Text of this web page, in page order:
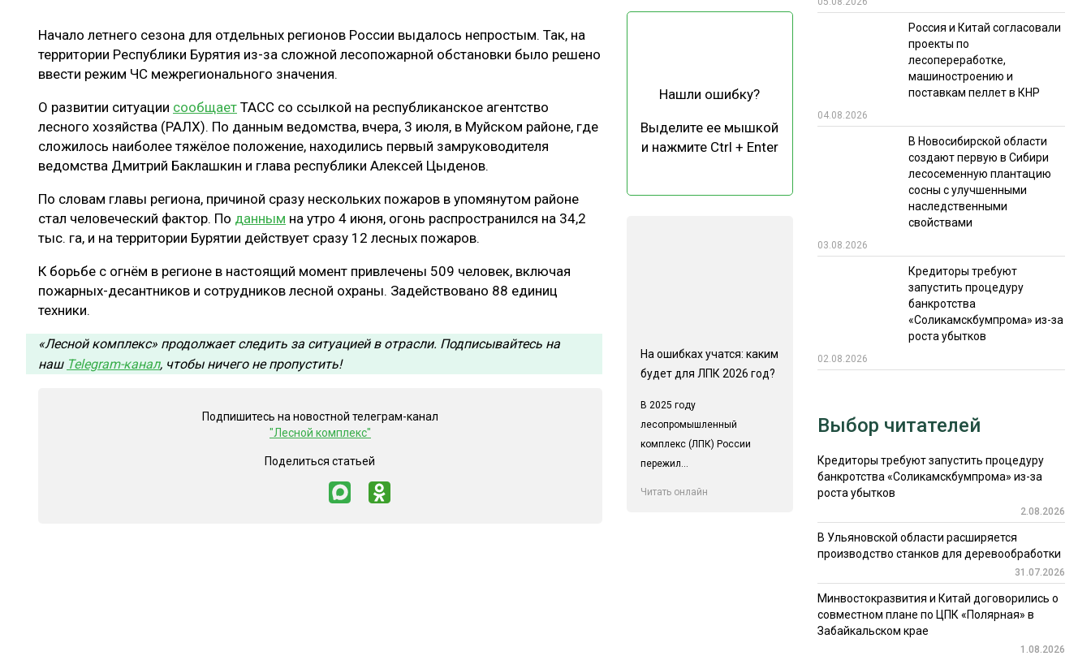
ЛОГИСТИКА
ПРОИЗВОДСТВО ДРЕВЕСНЫХ ПЛИТ
МЕБЕЛЬНОЕ ПРОИЗВОДСТВО ТЕХНОЛОГИИ
ЭКСПЕРТНОЕ МНЕНИЕ
КАЛЕНДАРЬ ВЫСТАВОК ИТОГИ МЕРОПРИЯТИЙ
Начало летнего сезона для отдельных регионов России выдалось непростым. Так, на
территории Республики Бурятия из-за сложной лесопожарной обстановки было решено
ввести режим ЧС межрегионального значения.
О развитии ситуации сообщает ТАСС со ссылкой на республиканское агентство
лесного хозяйства (РАЛХ). По данным ведомства, вчера, 3 июля, в Муйском районе, где
сложилось наиболее тяжёлое положение, находились первый замруководителя
ведомства Дмитрий Баклашкин и глава республики Алексей Цыденов.
По словам главы региона, причиной сразу нескольких пожаров в упомянутом районе
стал человеческий фактор. По данным на утро 4 июня, огонь распространился на 34,2
тыс. га, и на территории Бурятии действует сразу 12 лесных пожаров.
К борьбе с огнём в регионе в настоящий момент привлечены 509 человек, включая
пожарных-десантников и сотрудников лесной охраны. Задействовано 88 единиц
техники.
«Лесной комплекс» продолжает следить за ситуацией в отрасли. Подписывайтесь на
наш Telegram-канал, чтобы ничего не пропустить!
Подпишитесь на новостной телеграм-канал
"Лесной комплекс"
Поделиться статьей
Нашли ошибку?
Выделите ее мышкой
и нажмите Ctrl + Enter
На ошибках учатся: каким
будет для ЛПК 2026 год?
В 2025 году
лесопромышленный
комплекс (ЛПК) России
пережил...
Читать онлайн
Россия и Китай согласовали
проекты по
лесопереработке,
машиностроению и
поставкам пеллет в КНР
04.08.2026
В Новосибирской области
создают первую в Сибири
лесосеменную плантацию
сосны с улучшенными
наследственными
свойствами
03.08.2026
Кредиторы требуют
запустить процедуру
банкротства
«Соликамскбумпрома» из-за
роста убытков
02.08.2026
Выбор читателей
Кредиторы требуют запустить процедуру
банкротства «Соликамскбумпрома» из-за
роста убытков
2.08.2026
В Ульяновской области расширяется
производство станков для деревообработки
31.07.2026
Минвостокразвития и Китай договорились о
совместном плане по ЦПК «Полярная» в
Забайкальском крае
1.08.2026